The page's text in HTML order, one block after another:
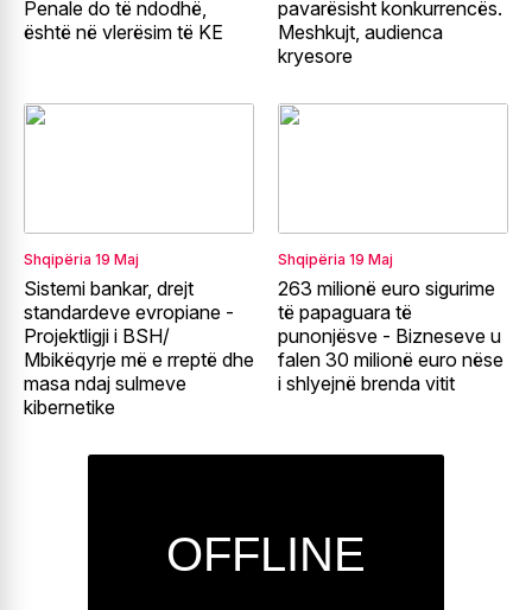
Penale do të ndodhë,
është në vlerësim të KE
pavarësisht konkurrencës.
Meshkujt, audienca
kryesore
Shqipëria 19 Maj
Sistemi bankar, drejt
standardeve evropiane -
Projektligji i BSH/
Mbikëqyrje më e rreptë dhe
masa ndaj sulmeve
kibernetike
Shqipëria 19 Maj
263 milionë euro sigurime
të papaguara të
punonjësve - Bizneseve u
falen 30 milionë euro nëse
i shlyejnë brenda vitit